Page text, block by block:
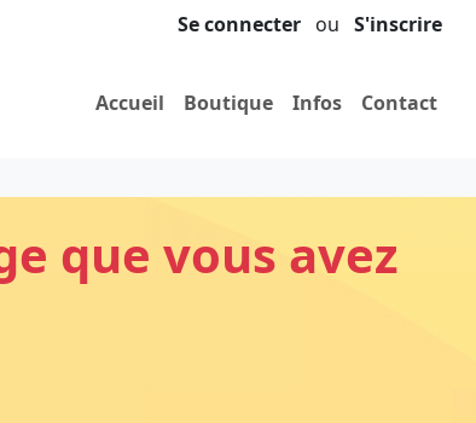
Se connecter ou S'inscrire
Accueil Boutique Infos Contact
que vous avez